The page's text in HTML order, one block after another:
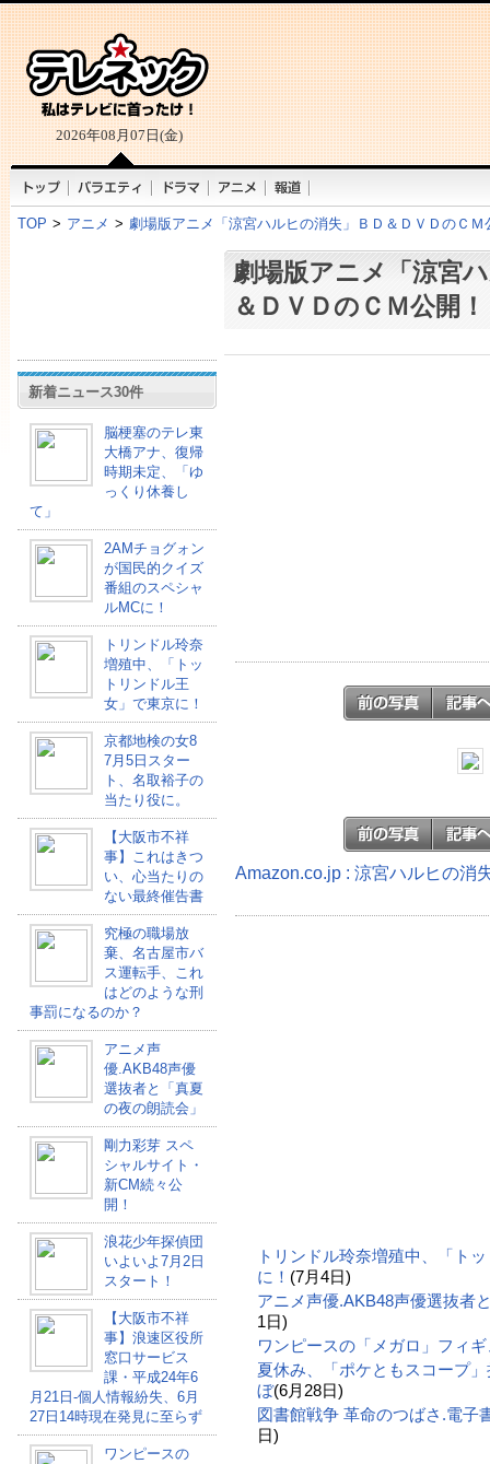
2026年08月07日(金)
TOP > アニメ > 劇場版アニメ「涼宮ハルヒの消失」ＢＤ＆ＤＶＤのＣＭ
新着ニュース30件
脳梗塞のテレ東
大橋アナ、復帰
時期未定、「ゆ
っくり休養し
て」
2AMチョグォン
が国民的クイズ
番組のスペシャ
ルMCに！
トリンドル玲奈
増殖中、「トッ
トリンドル王
女」で東京に！
京都地検の女8
7月5日スター
ト、名取裕子の
当たり役に。
【大阪市不祥
事】これはきつ
い、心当たりの
ない最終催告書
究極の職場放
棄、名古屋市バ
ス運転手、これ
はどのような刑
事罰になるのか？
アニメ声
優.AKB48声優
選抜者と「真夏
の夜の朗読会」
剛力彩芽 スペ
シャルサイト・
新CM続々公
開！
浪花少年探偵団
いよいよ7月2日
スタート！
【大阪市不祥
事】浪速区役所
窓口サービス
課・平成24年6
月21日-個人情報紛失、6月
27日14時現在発見に至らず
ワンピースの
劇場版アニメ「涼宮
＆ＤＶＤのＣＭ公開！
Amazon.co.jp : 涼宮ハルヒの消
トリンドル玲奈増殖中、「ト
に！ (7月4日)
アニメ声優.AKB48声優選抜者
1日)
ワンピースの「メガロ」フィ
夏休み、「ポケともスコープ
ぼ(6月28日)
図書館戦争 革命のつばさ.電子
日)